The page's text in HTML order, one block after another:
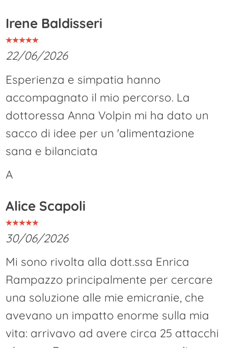
Irene Baldisseri
22/06/2026
Esperienza e simpatia hanno
accompagnato il mio percorso. La
dottoressa Anna Volpin mi ha dato un
sacco di idee per un 'alimentazione
sana e bilanciata
A
Alice Scapoli
30/06/2026
Mi sono rivolta alla dott.ssa Enrica
Rampazzo principalmente per cercare
una soluzione alle mie emicranie, che
avevano un impatto enorme sulla mia
vita: arrivavo ad avere circa 25 attacchi